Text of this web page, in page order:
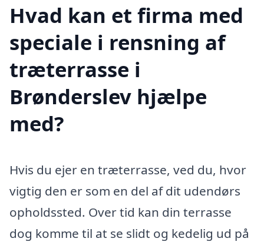
Hvad kan et firma med
speciale i rensning af
træterrasse i
Brønderslev hjælpe
med?
Hvis du ejer en træterrasse, ved du, hvor
vigtig den er som en del af dit udendørs
opholdssted. Over tid kan din terrasse
dog komme til at se slidt og kedelig ud på